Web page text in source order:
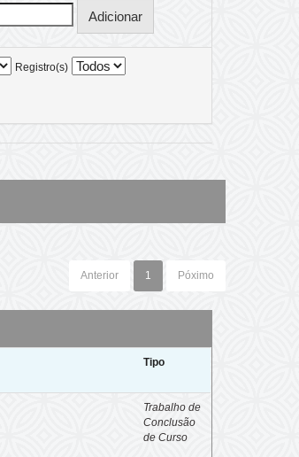
Registro(s)
Anterior 1 Póximo
Tipo
Trabalho de
Conclusão
de Curso